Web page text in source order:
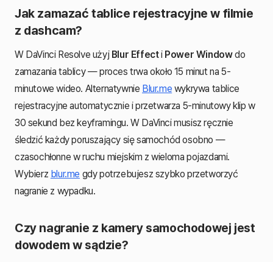
Jak zamazać tablice rejestracyjne w filmie
z dashcam?
W DaVinci Resolve użyj Blur Effecti Power Windowdo
zamazania tablicy — proces trwa około 15 minut na 5-
minutowe wideo. Alternatywnie Blur.me wykrywa tablice
rejestracyjne automatycznie i przetwarza 5-minutowy klip w
30 sekund bez keyframingu. W DaVinci musisz ręcznie
śledzić każdy poruszający się samochód osobno —
czasochłonne w ruchu miejskim z wieloma pojazdami.
Wybierz blur.me gdy potrzebujesz szybko przetworzyć
nagranie z wypadku.
Czy nagranie z kamery samochodowej jest
dowodem w sądzie?